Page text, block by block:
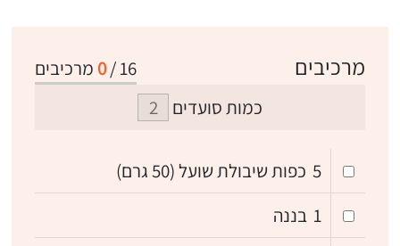
16
/
0 מרכיבים מרכיבים
כמות סועדים
5 כפות שיבולת שועל (50 גרם)
1 בננה